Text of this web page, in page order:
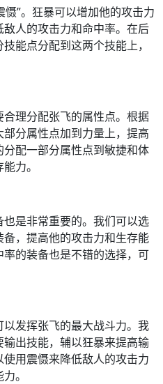
慑”。狂暴可以增加他的攻击力
人的攻击力和命中率。在后
能点分配到这两个技能上，
理分配张飞的属性点。根据
分属性点加到力量上，提高
配一部分属性点到敏捷和体
力。
是非常重要的。我们可以选
，提高他的攻击力和生存能
的装备也是不错的选择，可
发挥张飞的最大战斗力。我
出技能，辅以狂暴来提高输
用震慑来降低敌人的攻击力
。